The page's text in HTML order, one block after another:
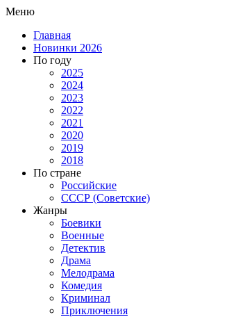
Меню
Главная
Новинки 2026
По году
2025
2024
2023
2022
2021
2020
2019
2018
По стране
Российские
СССР (Советские)
Жанры
Боевики
Военные
Детектив
Драма
Мелодрама
Комедия
Криминал
Приключения